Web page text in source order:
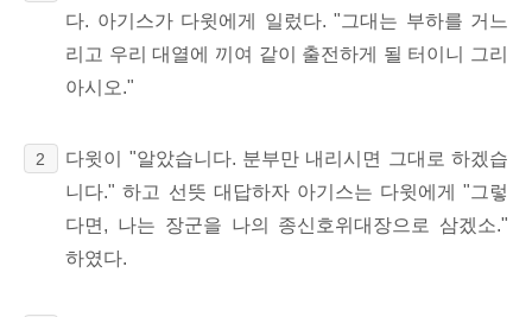
다. 아기스가 다윗에게 일렀다. "그대는 부하를 거느
리고 우리 대열에 끼여 같이 출전하게 될 터이니 그리
아시오."
2
다윗이 "알았습니다. 분부만 내리시면 그대로 하겠습
니다." 하고 선뜻 대답하자 아기스는 다윗에게 "그렇
다면, 나는 장군을 나의 종신호위대장으로 삼겠소."
하였다.